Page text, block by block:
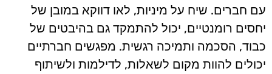
עם חברים. שיח על מיניות, לאו דווקא במובן של
יחסים רומנטיים, יכול להתמקד גם בהיבטים של
כבוד, הסכמה ותמיכה רגשית. מפגשים חברתיים
יכולים להוות מקום לשאלות, לדילמות ולשיתוף